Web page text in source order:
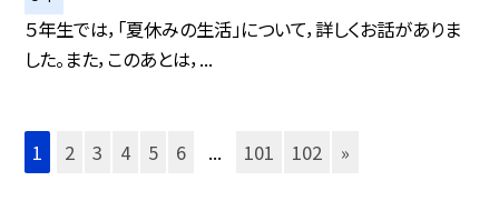
５年生では，「夏休みの生活」について，詳しくお話がありま
した。また，このあとは，...
1 2 3 4 5 6 ... 101 102 »